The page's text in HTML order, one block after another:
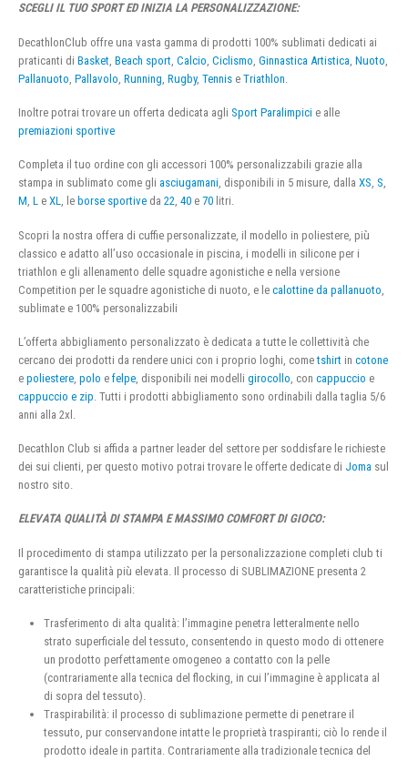
SCEGLI IL TUO SPORT ED INIZIA LA PERSONALIZZAZIONE:
DecathlonClub offre una vasta gamma di prodotti 100% sublimati dedicati ai
praticanti di Basket Beach sport Calcio Ciclismo Ginnastica Artistica Nuoto
Pallanuoto Pallavolo Running Rugby, Tennis e Triathlon
Inoltre potrai trovare un offerta dedicata agli Sport Paralimpici e alle
premiazioni sportive
Completa il tuo ordine con gli accessori 100% personalizzabili grazie alla
stampa in sublimato come gli asciugamani, disponibili in 5 misure, dalla XS, S,
M, L e XL, le borse sportive da 22, 40 e 70 litri.
Scopri la nostra offera di cuffie personalizzate, il modello in poliestere, più
classico e adatto all’uso occasionale in piscina, i modelli in silicone per i
triathlon e gli allenamento delle squadre agonistiche e nella versione
Competition per le squadre agonistiche di nuoto, e le calottine da pallanuoto
sublimate e 100% personalizzabili
L’offerta abbigliamento personalizzato è dedicata a tutte le collettività che
cercano dei prodotti da rendere unici con i proprio loghi, cometshirt in cotone
e poliestere polo e felpe , disponibili nei modelli girocollo , con cappuccio e
cappuccio e zip . Tutti i prodotti abbigliamento sono ordinabili dalla taglia 5/6
anni alla 2xl.
Decathlon Club si affida a partner leader del settore per soddisfare le richieste
dei sui clienti, per questo motivo potrai trovare le offerte dedicate di Joma sul
nostro sito.
ELEVATA QUALITÀ DI STAMPA E MASSIMO COMFORT DI GIOCO:
Il procedimento di stampa utilizzato per la personalizzazione completi club ti
garantisce la qualità più elevata. Il processo di SUBLIMAZIONE presenta 2
caratteristiche principali:
Trasferimento di alta qualità: l’immagine penetra letteralmente nello
strato superficiale del tessuto, consentendo in questo modo di ottenere
un prodotto perfettamente omogeneo a contatto con la pelle
(contrariamente alla tecnica del flocking, in cui l’immagine è applicata al
di sopra del tessuto).
Traspirabilità: il processo di sublimazione permette di penetrare il
tessuto, pur conservandone intatte le proprietà traspiranti; ciò lo rende il
prodotto ideale in partita. Contrariamente alla tradizionale tecnica del